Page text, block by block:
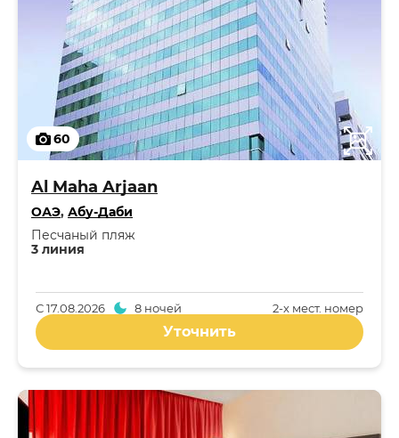
60
Al Maha Arjaan
ОАЭ, Абу-Даби
3 линия
Песчаный пляж
2-x мест. номер
С17.08.2026 8 ночей
Уточнить